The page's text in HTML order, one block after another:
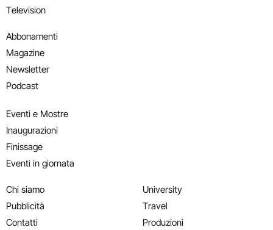
Television
Abbonamenti
Magazine
Newsletter
Podcast
Eventi e Mostre
Inaugurazioni
Finissage
Eventi in giornata
Chi siamo
Pubblicità
Contatti
University
Travel
Produzioni